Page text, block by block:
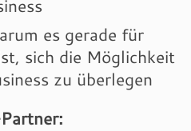
es gerade für
sich die Möglichkeit
zu überlegen